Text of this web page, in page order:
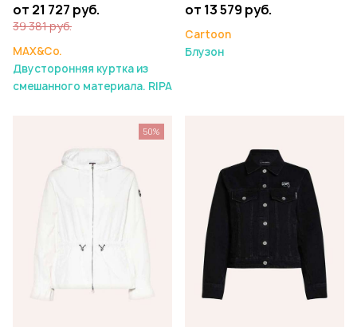
от 21 727 руб.
39 381 руб.
MAX&Co.
Двусторонняя куртка из
смешанного материала. RIPA
от 13 579 руб.
Cartoon
Блузон
50%